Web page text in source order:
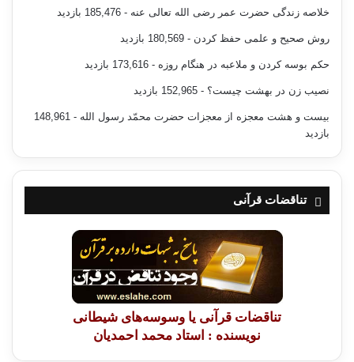
خلاصه زندگی حضرت عمر رضی الله تعالی عنه - 185,476 بازدید
روش صحیح و علمی حفظ کردن - 180,569 بازدید
حکم بوسه کردن و ملاعبه در هنگام روزه - 173,616 بازدید
نصیب زن در بهشت چیست؟ - 152,965 بازدید
بیست و هشت معجزه از معجزات حضرت محمّد رسول الله
- 148,961
بازدید
تناقضات قرآنی
تناقضات قرآنی یا وسوسه‌های شیطانی
نویسنده : استاد محمد احمدیان